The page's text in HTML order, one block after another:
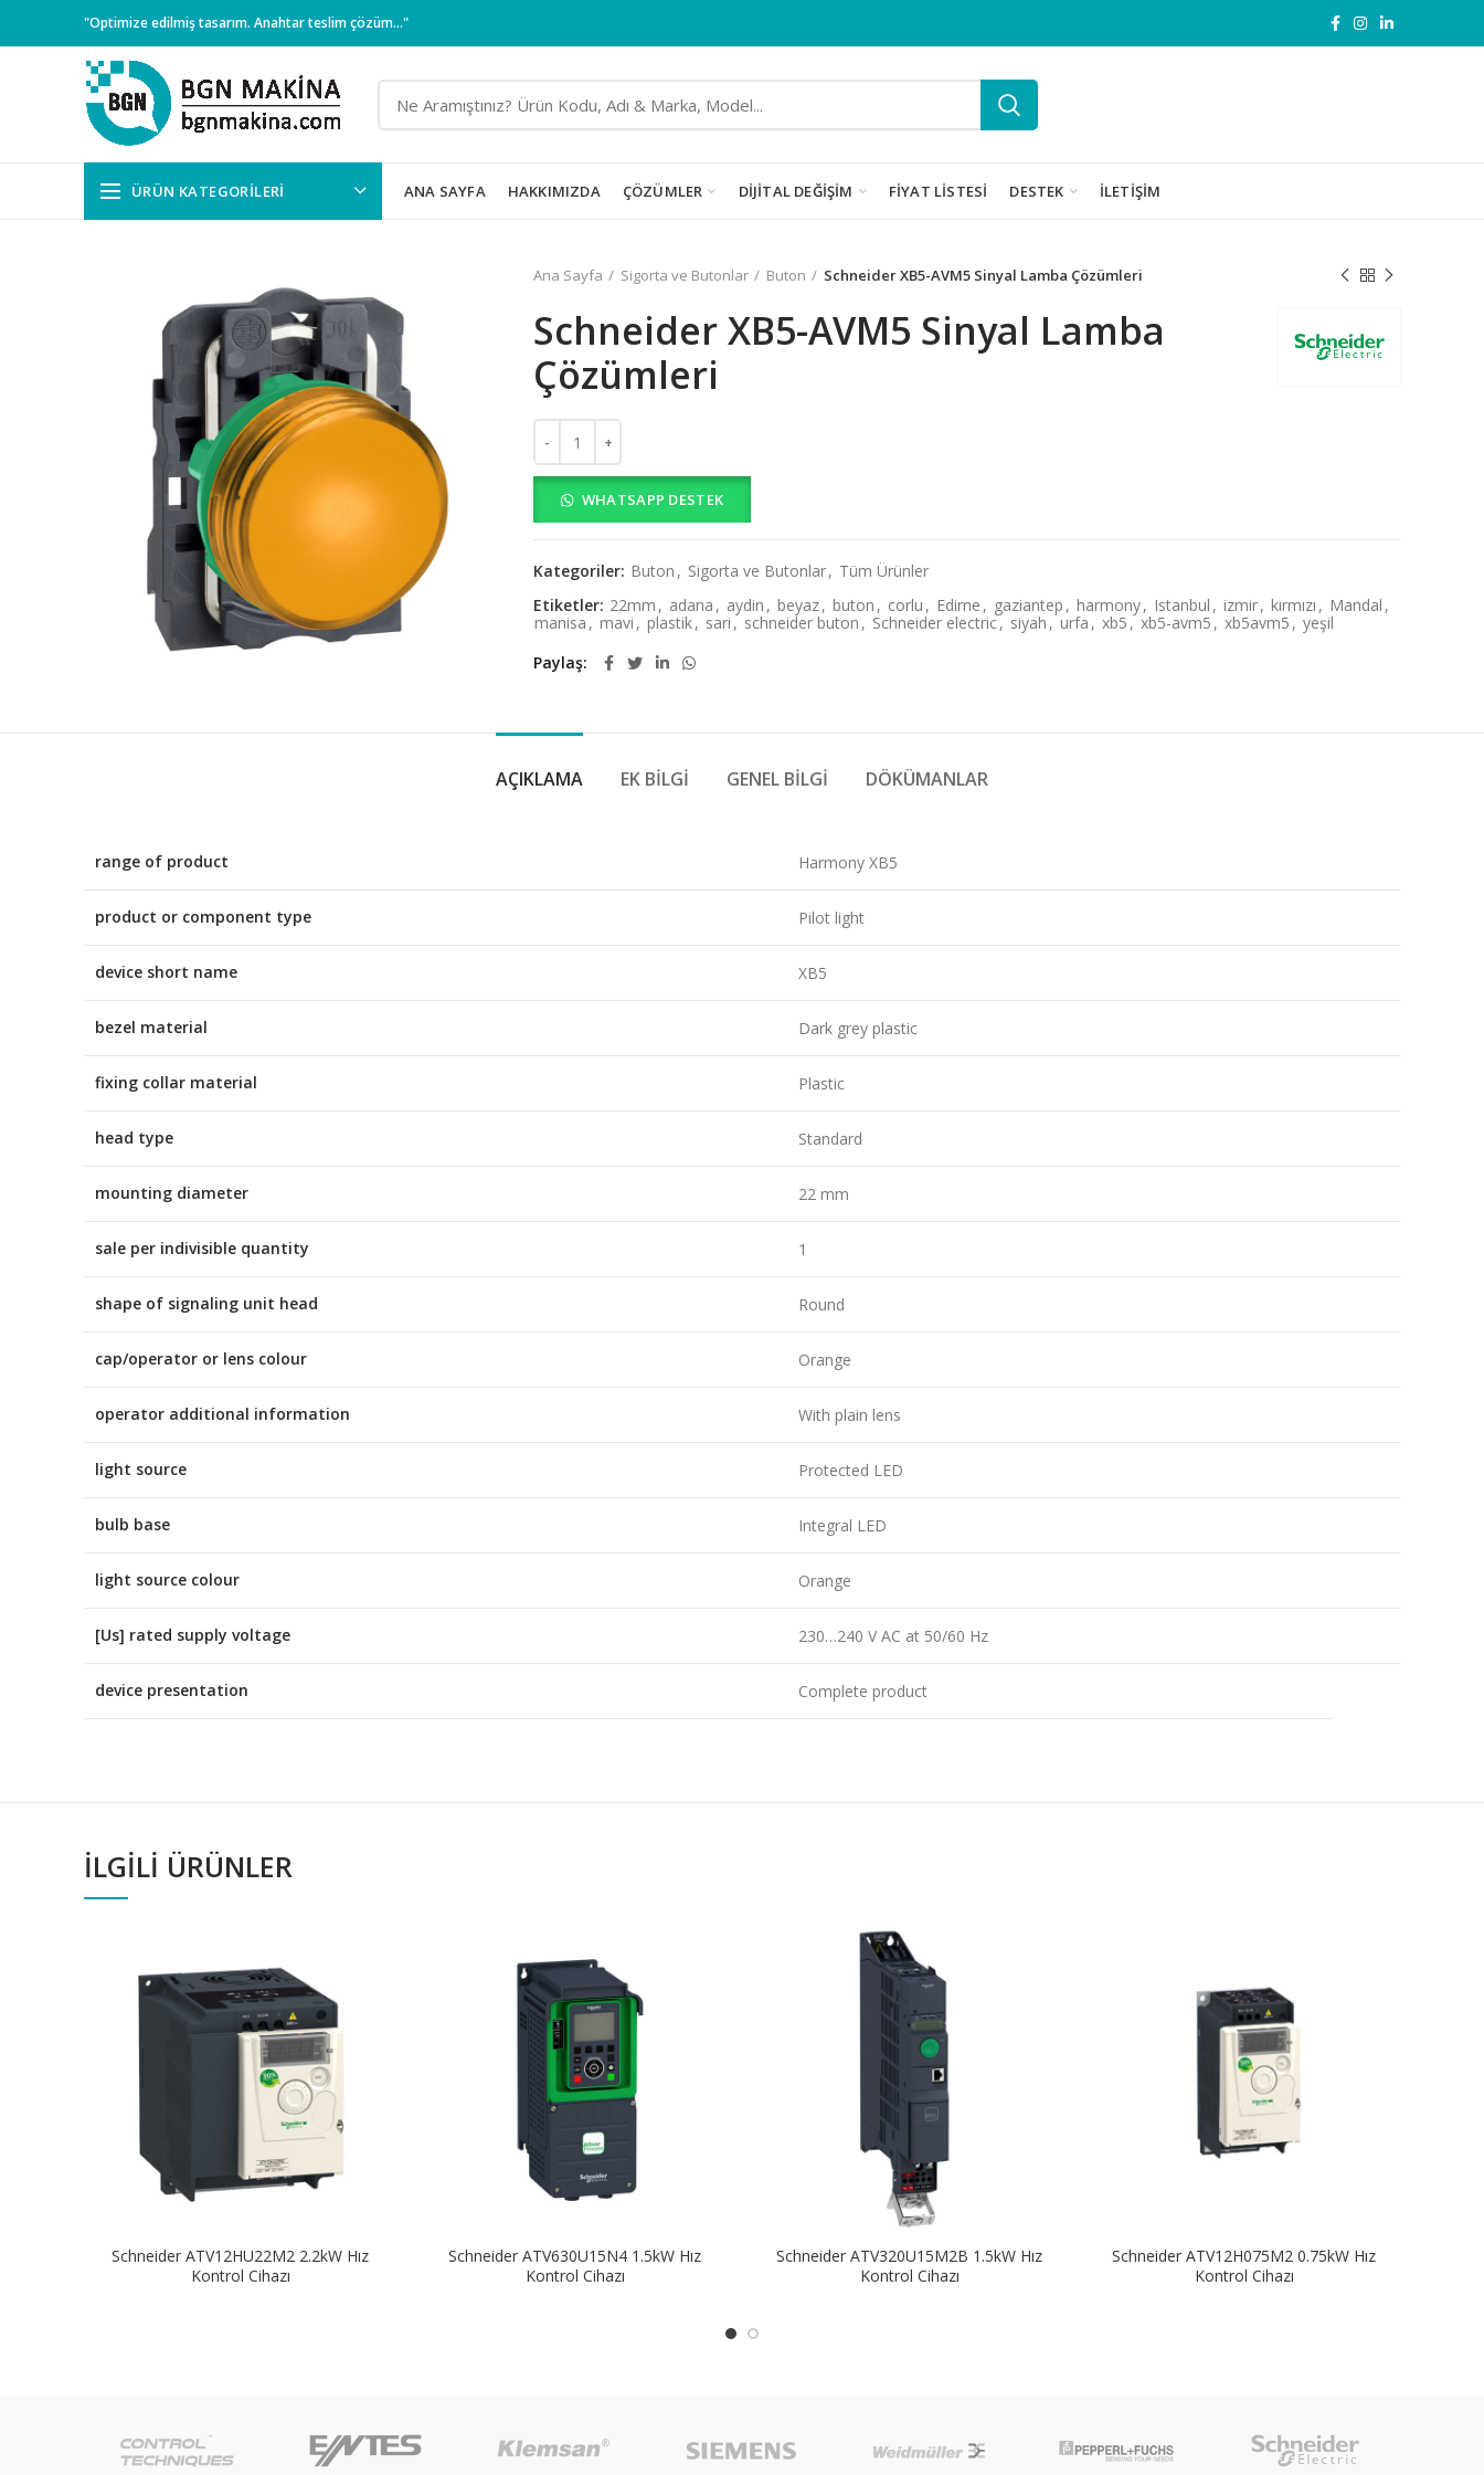
"Optimize edilmiş tasarım. Anahtar teslim çözüm..."
ÜRÜN KATEGORILERI ANA SAYFA HAKKIMIZDA ÇÖZÜMLER DIJITAL DEĞIŞIM FIYAT LISTESI DESTEK İLETIŞIM
Ana Sayfa Sigorta ve Butonlar Buton Schneider XB5-AVM5 Sinyal Lamba Çözümleri
Schneider XB5-AVM5 Sinyal Lamba
Çözümleri
Schneider XB5-AVM5 Sinyal Lamba Çözümleri adet
WHATSAPP DESTEK
Kategoriler: Buton , Sigorta ve Butonlar, Tüm Ürünler
Etiketler: 22mm , adana , aydin , beyaz, buton , corlu , Edirne , gaziantep , harmony, Istanbul , izmir, kırmızı , Mandal ,
manisa , mavi , plastik, sari , schneider buton , Schneider electric, siyah , urfa , xb5 , xb5-avm5 , xb5avm5 , yeşil
Paylaş
AÇIKLAMA EK BILGI GENEL BILGI DÖKÜMANLAR
range of product Harmony XB5
product or component type Pilot light
device short name XB5
bezel material Dark grey plastic
fixing collar material Plastic
head type Standard
mounting diameter 22 mm
sale per indivisible quantity 1
shape of signaling unit head Round
cap/operator or lens colour Orange
operator additional information With plain lens
light source Protected LED
bulb base Integral LED
light source colour Orange
[Us] rated supply voltage 230…240 V AC at 50/60 Hz
device presentation Complete product
İLGILI ÜRÜNLER
Schneider ATV12HU22M2 2.2kW Hız
Kontrol Cihazı
Schneider ATV630U15N4 1.5kW Hız
Kontrol Cihazı
Schneider ATV320U15M2B 1.5kW Hız
Kontrol Cihazı
Schneider ATV12H075M2 0.75kW Hız
Kontrol Cihazı